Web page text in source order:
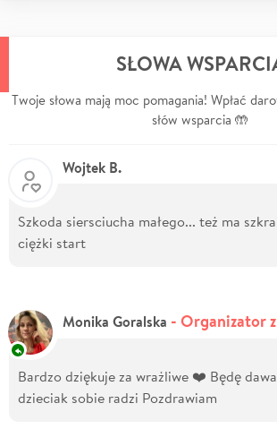
SŁOWA
Twoje słowa mają moc pomagania! Wpłać
słów wsparcia 🤲
Wojtek B.
Szkoda siersciucha małego... też ma
ciężki start
Monika Goralska - Organizator
Bardzo dziękuje za wrażliwe ❤️ Będę
dzieciak sobie radzi Pozdrawiam